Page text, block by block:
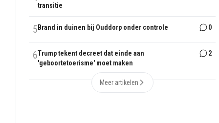
transitie
5 Brand in duinen bij Ouddorp onder controle 0
6Trump tekent decreet dat einde aan
'geboortetoerisme' moet maken
2
Meer artikelen